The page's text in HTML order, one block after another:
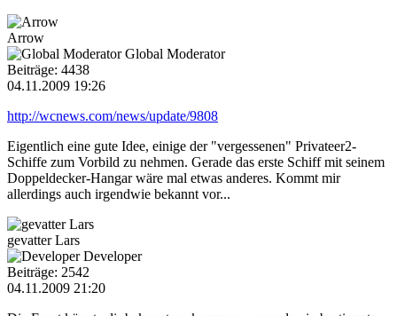
Arrow
Global Moderator
Beiträge: 4438
04.11.2009 19:26
http://wcnews.com/news/update/9808
Eigentlich eine gute Idee, einige der "vergessenen" Privateer2-
Schiffe zum Vorbild zu nehmen. Gerade das erste Schiff mit seinem
Doppeldecker-Hangar wäre mal etwas anderes. Kommt mir
allerdings auch irgendwie bekannt vor...
gevatter Lars
Developer
Beiträge: 2542
04.11.2009 21:20